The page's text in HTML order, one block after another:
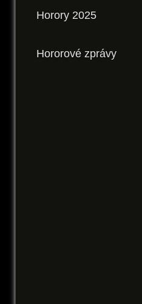
Horory 2025
Hororové zprávy